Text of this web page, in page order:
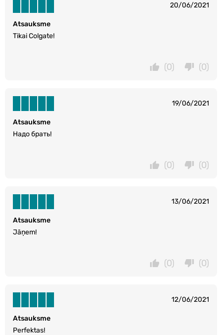
20/06/2021
Atsauksme
Tikai Colgate!
(0)
(0)
19/06/2021
Atsauksme
Надо брать!
(0)
(0)
13/06/2021
Atsauksme
Jāņem!
(0)
(0)
12/06/2021
Atsauksme
Perfektas!